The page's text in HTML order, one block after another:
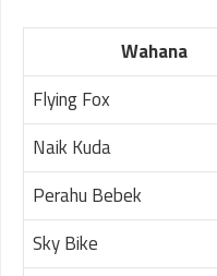
Wahana
Flying Fox
Naik Kuda
Perahu Bebek
Sky Bike